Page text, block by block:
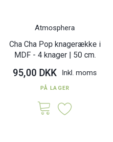
Atmosphera
Cha Cha Pop knagerække i
MDF - 4 knager | 50 cm.
95,00 DKK Inkl. moms
PÅ LAGER